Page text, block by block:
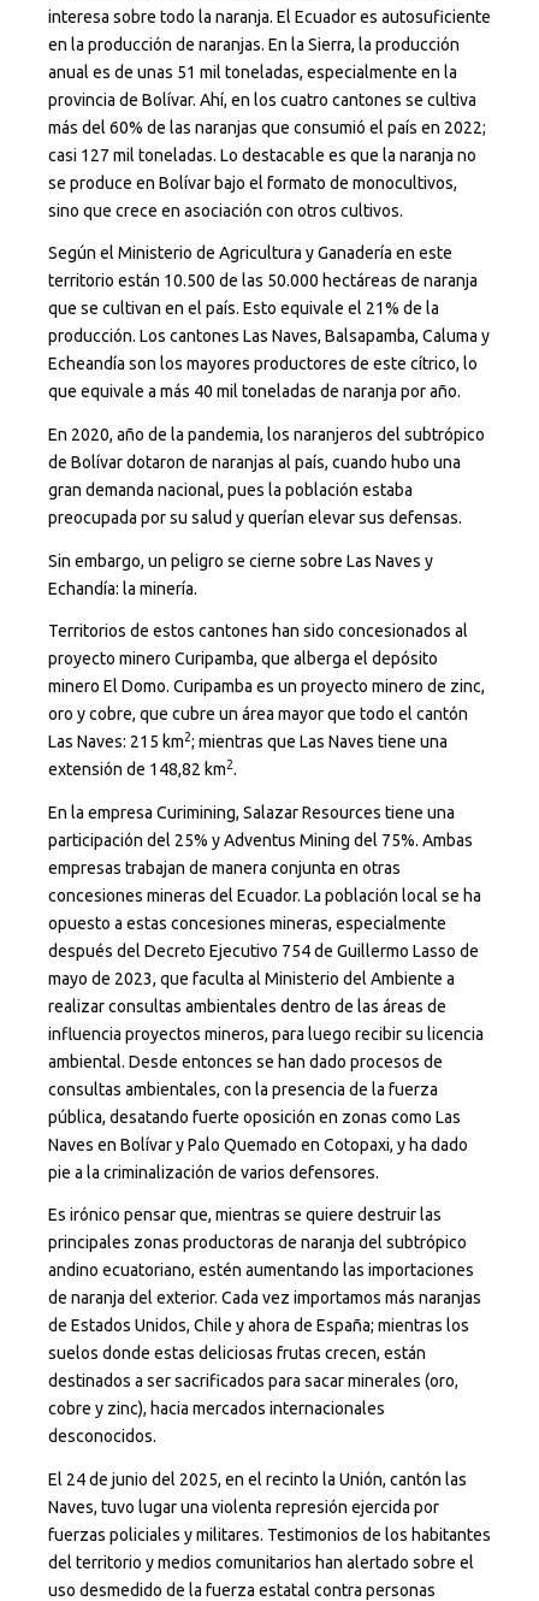
interesa sobre todo la naranja. El Ecuador es autosuficiente
en la producción de naranjas. En la Sierra, la producción
anual es de unas 51 mil toneladas, especialmente en la
provincia de Bolívar. Ahí, en los cuatro cantones se cultiva
más del 60% de las naranjas que consumió el país en 2022;
casi 127 mil toneladas. Lo destacable es que la naranja no
se produce en Bolívar bajo el formato de monocultivos,
sino que crece en asociación con otros cultivos.
Según el Ministerio de Agricultura y Ganadería en este
territorio están 10.500 de las 50.000 hectáreas de naranja
que se cultivan en el país. Esto equivale el 21% de la
producción. Los cantones Las Naves, Balsapamba, Caluma y
Echeandía son los mayores productores de este cítrico, lo
que equivale a más 40 mil toneladas de naranja por año.
En 2020, año de la pandemia, los naranjeros del subtrópico
de Bolívar dotaron de naranjas al país, cuando hubo una
gran demanda nacional, pues la población estaba
preocupada por su salud y querían elevar sus defensas.
Sin embargo, un peligro se cierne sobre Las Naves y
Echandía: la minería.
Territorios de estos cantones han sido concesionados al
proyecto minero Curipamba, que alberga el depósito
minero El Domo. Curipamba es un proyecto minero de zinc,
oro y cobre, que cubre un área mayor que todo el cantón
Las Naves: 215 km2; mientras que Las Naves tiene una
extensión de 148,82 km2.
En la empresa Curimining, Salazar Resources tiene una
participación del 25% y Adventus Mining del 75%. Ambas
empresas trabajan de manera conjunta en otras
concesiones mineras del Ecuador. La población local se ha
opuesto a estas concesiones mineras, especialmente
después del Decreto Ejecutivo 754 de Guillermo Lasso de
mayo de 2023, que faculta al Ministerio del Ambiente a
realizar consultas ambientales dentro de las áreas de
influencia proyectos mineros, para luego recibir su licencia
ambiental. Desde entonces se han dado procesos de
consultas ambientales, con la presencia de la fuerza
pública, desatando fuerte oposición en zonas como Las
Naves en Bolívar y Palo Quemado en Cotopaxi, y ha dado
pie a la criminalización de varios defensores.
Es irónico pensar que, mientras se quiere destruir las
principales zonas productoras de naranja del subtrópico
andino ecuatoriano, estén aumentando las importaciones
de naranja del exterior. Cada vez importamos más naranjas
de Estados Unidos, Chile y ahora de España; mientras los
suelos donde estas deliciosas frutas crecen, están
destinados a ser sacrificados para sacar minerales (oro,
cobre y zinc), hacia mercados internacionales
desconocidos.
El 24 de junio del 2025, en el recinto la Unión, cantón las
Naves, tuvo lugar una violenta represión ejercida por
fuerzas policiales y militares. Testimonios de los habitantes
del territorio y medios comunitarios han alertado sobre el
uso desmedido de la fuerza estatal contra personas